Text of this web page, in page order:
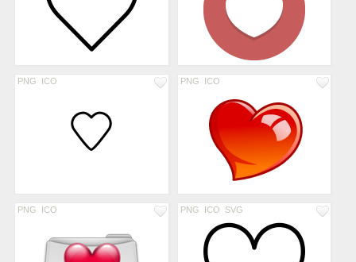
PNG ICO PNG ICO
PNG ICO PNG ICO SVG